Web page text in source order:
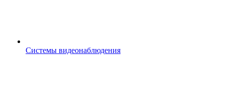
Системы видеонаблюдения